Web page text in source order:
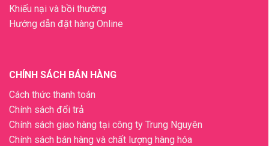
Khiếu nại và bồi thường
Hướng dẫn đặt hàng Online
CHÍNH SÁCH BÁN HÀNG
Cách thức thanh toán
Chính sách đổi trả
Chính sách giao hàng tại công ty Trung Nguyên
Chính sách bán hàng và chất lượng hàng hóa